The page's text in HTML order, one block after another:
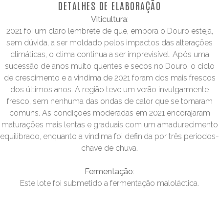
DETALHES DE ELABORAÇÃO
Viticultura:
2021 foi um claro lembrete de que, embora o Douro esteja,
sem dúvida, a ser moldado pelos impactos das alterações
climáticas, o clima continua a ser imprevisível. Após uma
sucessão de anos muito quentes e secos no Douro, o ciclo
de crescimento e a vindima de 2021 foram dos mais frescos
dos últimos anos. A região teve um verão invulgarmente
fresco, sem nenhuma das ondas de calor que se tornaram
comuns. As condições moderadas em 2021 encorajaram
maturações mais lentas e graduais com um amadurecimento
equilibrado, enquanto a vindima foi definida por três períodos-
chave de chuva.
Fermentação:
Este lote foi submetido a fermentação maloláctica.